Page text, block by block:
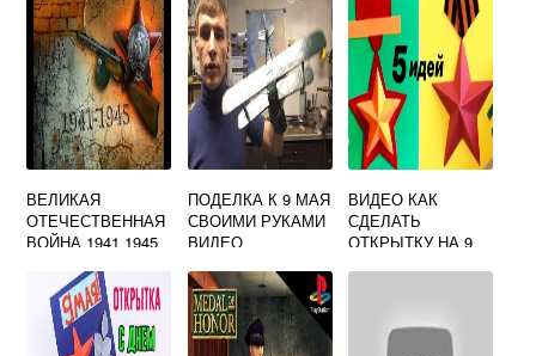
ВЕЛИКАЯ
ОТЕЧЕСТВЕННАЯ
ВОЙНА 1941 1945
ПОДЕЛКА К 9 МАЯ
СВОИМИ РУКАМИ
ВИДЕО
ВИДЕО КАК
СДЕЛАТЬ
ОТКРЫТКУ НА 9